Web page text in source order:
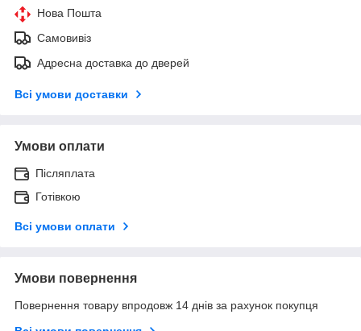
Нова Пошта
Самовивіз
Адресна доставка до дверей
Всі умови доставки
Умови оплати
Післяплата
Готівкою
Всі умови оплати
Умови повернення
Повернення товару впродовж 14 днів за рахунок покупця